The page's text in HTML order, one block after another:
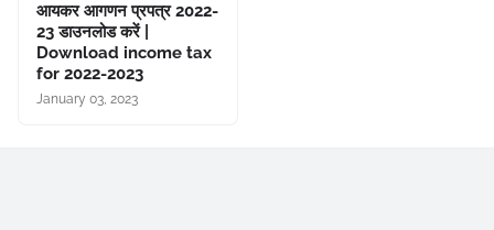
आयकर आगणन प्रपत्र 2022-
23 डाउनलोड करें |
Download income tax
for 2022-2023
January 03, 2023